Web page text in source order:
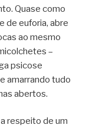
Quase como
de euforia, abre
ao mesmo
–
psicose
amarrando tudo
abertos.
respeito de um